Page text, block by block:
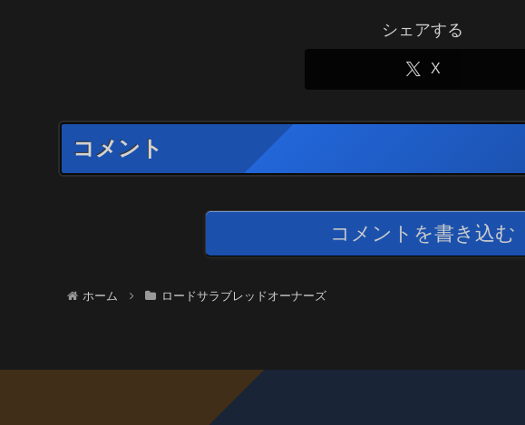
シェアする
X
コメント
コメントを書き込む
ホーム ロードサラブレッドオーナーズ